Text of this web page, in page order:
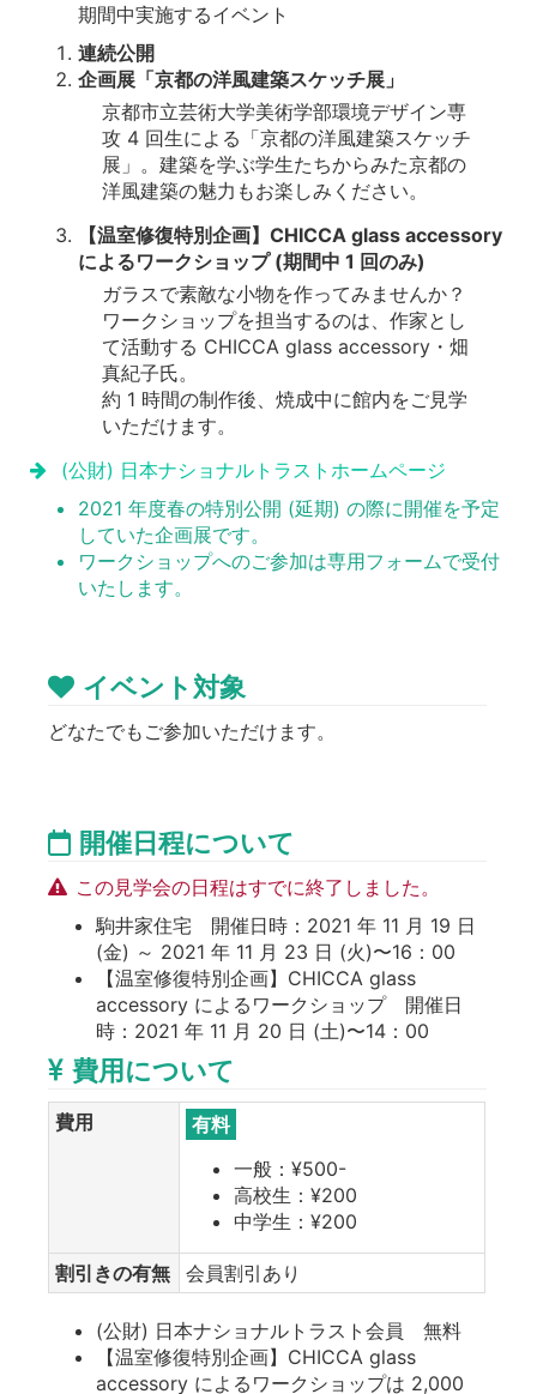
期間中実施するイベント
連続公開
企画展「京都の洋風建築スケッチ展」
京都市立芸術大学美術学部環境デザイン専
攻 4 回生による「京都の洋風建築スケッチ
展」。建築を学ぶ学生たちからみた京都の
洋風建築の魅力もお楽しみください。
【温室修復特別企画】CHICCA glass accessory
によるワークショップ (期間中 1 回のみ)
ガラスで素敵な小物を作ってみませんか？
ワークショップを担当するのは、作家とし
て活動する CHICCA glass accessory・畑
真紀子氏。
約 1 時間の制作後、焼成中に館内をご見学
いただけます。
(公財) 日本ナショナルトラストホームページ
2021 年度春の特別公開 (延期) の際に開催を予定
していた企画展です。
ワークショップへのご参加は専用フォームで受付
いたします。
イベント対象
どなたでもご参加いただけます。
開催日程について
この見学会の日程はすでに終了しました。
駒井家住宅 開催日時：2021 年 11 月 19 日
(金) ～ 2021 年 11 月 23 日 (火)〜16：00
【温室修復特別企画】CHICCA glass
accessory によるワークショップ 開催日
時：2021 年 11 月 20 日 (土)〜14：00
費用について
費用
有料
一般：¥500-
高校生：¥200
中学生：¥200
割引きの有無 会員割引あり
(公財) 日本ナショナルトラスト会員 無料
【温室修復特別企画】CHICCA glass
accessory によるワークショップは 2,000